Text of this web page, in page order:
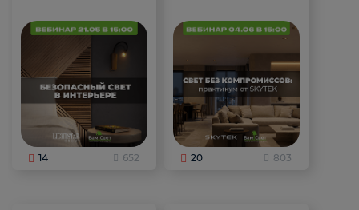
14 652 20 803